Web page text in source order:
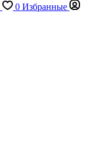
0 Избранные